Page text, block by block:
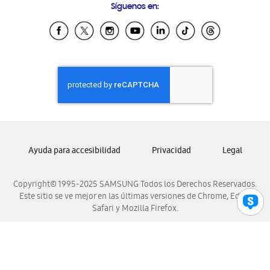
Samsung Ecuador
Samsung El Salvador
Samsung Honduras
Samsung Nicaragua
Samsung Panamá
Samsung Venezuela
Síguenos en:
Copyright© 1995-2025 SAMSUNG Todos los Derechos Reservados.
Este sitio se ve mejor en las últimas versiones de Chrome, Edge,
Safari y Mozilla Firefox.
Ayuda para accesibilidad Privacidad Legal